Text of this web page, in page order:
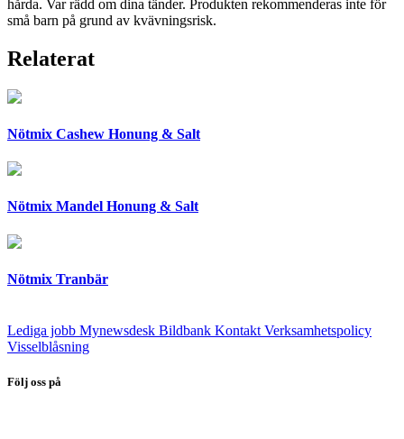
hårda. Var rädd om dina tänder. Produkten rekommenderas inte för
små barn på grund av kvävningsrisk.
Relaterat
Nötmix Cashew Honung & Salt
Nötmix Mandel Honung & Salt
Nötmix Tranbär
Lediga jobb Mynewsdesk Bildbank Kontakt Verksamhetspolicy
Visselblåsning
Följ oss på